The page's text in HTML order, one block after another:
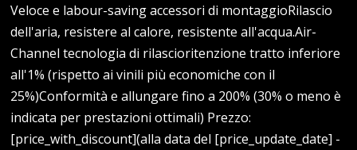
Veloce e labour-saving accessori di montaggioRilascio
dell'aria, resistere al calore, resistente all'acqua.Air-
Channel tecnologia di rilascioritenzione tratto inferiore
all'1% (rispetto ai vinili più economiche con il
25%)Conformità e allungare fino a 200% (30% o meno è
indicata per prestazioni ottimali) Prezzo:
[price_with_discount](alla data del [price_update_date] -